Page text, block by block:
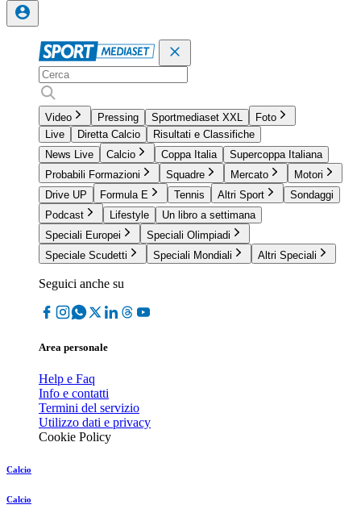
Video Pressing Sportmediaset XXL
Foto
Live
Diretta Calcio
Risultati e Classifiche
News Live
Calcio Coppa Italia
Supercoppa Italiana
Probabili Formazioni
Squadre Mercato
Motori
Drive UP
Formula E Tennis Altri Sport
Sondaggi
Podcast
Lifestyle
Un libro a settimana
Speciali Europei
Speciali Olimpiadi
Speciale Scudetti
Speciali Mondiali Altri Speciali
Seguici anche su
Area personale
Help e Faq
Info e contatti
Termini del servizio
Utilizzo dati e privacy
Cookie Policy
Calcio
Calcio